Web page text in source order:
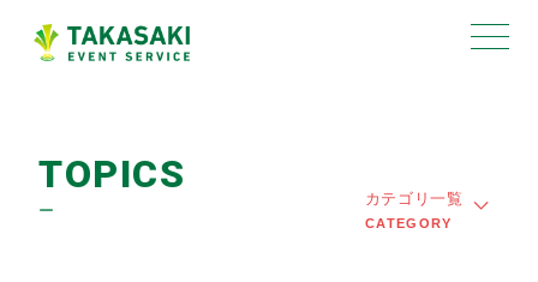
TOPICS
ー
カテゴリ一覧
CATEGORY